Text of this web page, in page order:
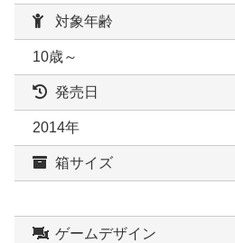
対象年齢
10歳～
発売日
2014年
箱サイズ
ゲームデザイン